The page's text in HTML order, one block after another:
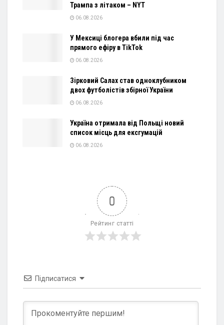
Трампа з літаком – NYT
06.08.2026
У Мексиці блогера вбили під час
прямого ефіру в TikTok
06.08.2026
Зірковий Салах став одноклубником
двох футболістів збірної України
06.08.2026
Україна отримала від Польщі новий
список місць для ексгумацій
06.08.2026
0
Рейтинг статті
Підписатися